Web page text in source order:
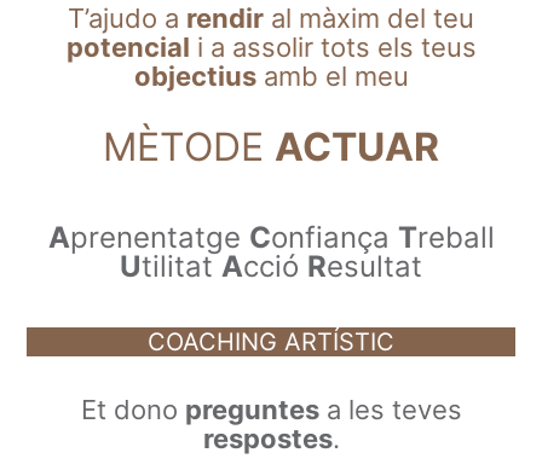
T’ajudo a rendir al màxim del teu
potencial i a assolir tots els teus
objectiusamb el meu
MÈTODE ACTUAR
Aprenentatge Confiança Treball
Utilitat Acció Resultat
COACHING ARTÍSTIC
Et dono preguntesa les teves
respostes.